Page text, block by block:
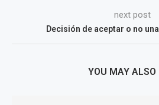
next post
Decisión de aceptar o no
YOU MAY ALSO